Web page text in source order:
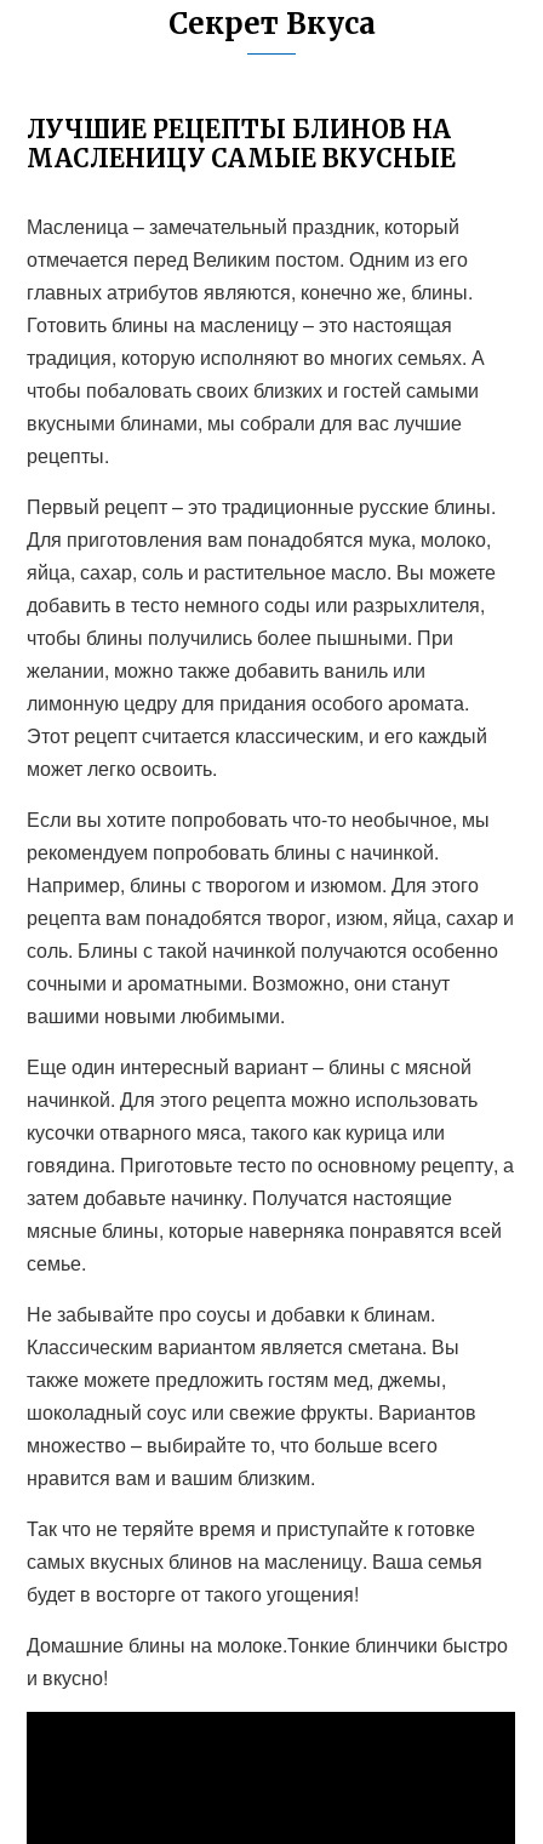
Секрет Вкуса
ЛУЧШИЕ РЕЦЕПТЫ БЛИНОВ НА
МАСЛЕНИЦУ САМЫЕ ВКУСНЫЕ
Масленица – замечательный праздник, который
отмечается перед Великим постом. Одним из его
главных атрибутов являются, конечно же, блины.
Готовить блины на масленицу – это настоящая
традиция, которую исполняют во многих семьях. А
чтобы побаловать своих близких и гостей самыми
вкусными блинами, мы собрали для вас лучшие
рецепты.
Первый рецепт – это традиционные русские блины.
Для приготовления вам понадобятся мука, молоко,
яйца, сахар, соль и растительное масло. Вы можете
добавить в тесто немного соды или разрыхлителя,
чтобы блины получились более пышными. При
желании, можно также добавить ваниль или
лимонную цедру для придания особого аромата.
Этот рецепт считается классическим, и его каждый
может легко освоить.
Если вы хотите попробовать что-то необычное, мы
рекомендуем попробовать блины с начинкой.
Например, блины с творогом и изюмом. Для этого
рецепта вам понадобятся творог, изюм, яйца, сахар и
соль. Блины с такой начинкой получаются особенно
сочными и ароматными. Возможно, они станут
вашими новыми любимыми.
Еще один интересный вариант – блины с мясной
начинкой. Для этого рецепта можно использовать
кусочки отварного мяса, такого как курица или
говядина. Приготовьте тесто по основному рецепту, а
затем добавьте начинку. Получатся настоящие
мясные блины, которые наверняка понравятся всей
семье.
Не забывайте про соусы и добавки к блинам.
Классическим вариантом является сметана. Вы
также можете предложить гостям мед, джемы,
шоколадный соус или свежие фрукты. Вариантов
множество – выбирайте то, что больше всего
нравится вам и вашим близким.
Так что не теряйте время и приступайте к готовке
самых вкусных блинов на масленицу. Ваша семья
будет в восторге от такого угощения!
Домашние блины на молоке.Тонкие блинчики быстро
и вкусно!